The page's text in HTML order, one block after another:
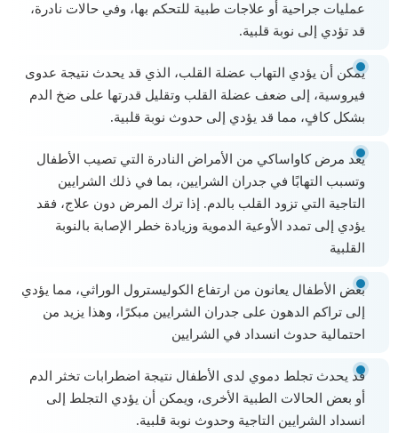
عمليات جراحية أو علاجات طبية للتحكم بها، وفي حالات نادرة،
قد تؤدي إلى نوبة قلبية.
يمكن أن يؤدي التهاب عضلة القلب، الذي قد يحدث نتيجة عدوى
فيروسية، إلى ضعف عضلة القلب وتقليل قدرتها على ضخ الدم
بشكل كافٍ، مما قد يؤدي إلى حدوث نوبة قلبية.
يعد مرض كاواساكي من الأمراض النادرة التي تصيب الأطفال
وتسبب التهابًا في جدران الشرايين، بما في ذلك الشرايين
التاجية التي تزود القلب بالدم. إذا ترك المرض دون علاج، فقد
يؤدي إلى تمدد الأوعية الدموية وزيادة خطر الإصابة بالنوبة
القلبية
بعض الأطفال يعانون من ارتفاع الكوليسترول الوراثي، مما يؤدي
إلى تراكم الدهون على جدران الشرايين مبكرًا، وهذا يزيد من
احتمالية حدوث انسداد في الشرايين
قد يحدث تجلط دموي لدى الأطفال نتيجة اضطرابات تخثر الدم
أو بعض الحالات الطبية الأخرى، ويمكن أن يؤدي التجلط إلى
انسداد الشرايين التاجية وحدوث نوبة قلبية.